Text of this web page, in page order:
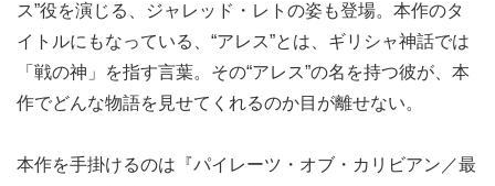
ス”役を演じる、ジャレッド・レトの姿も登場。本作のタ
イトルにもなっている、“アレス”とは、ギリシャ神話では
「戦の神」を指す言葉。その“アレス”の名を持つ彼が、本
作でどんな物語を見せてくれるのか目が離せない。
本作を手掛けるのは『パイレーツ・オブ・カリビアン／最